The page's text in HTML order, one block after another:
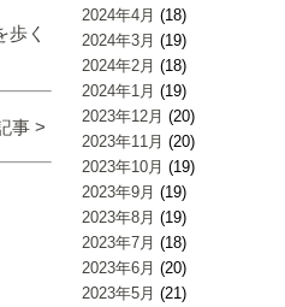
2024年4月 (18)
2024年3月 (19)
2024年2月 (18)
2024年1月 (19)
2023年12月 (20)
2023年11月 (20)
2023年10月 (19)
2023年9月 (19)
2023年8月 (19)
2023年7月 (18)
2023年6月 (20)
2023年5月 (21)
く
事 >